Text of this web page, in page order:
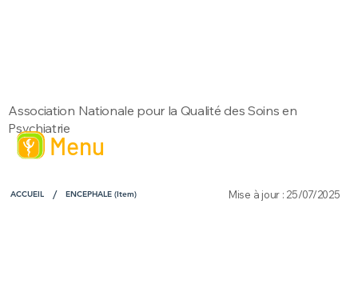
Association Nationale pour la Qualité des Soins en
Psychiatrie
ACCUEIL / ENCEPHALE (Item) Mise à jour : 25/07/2025
Menu